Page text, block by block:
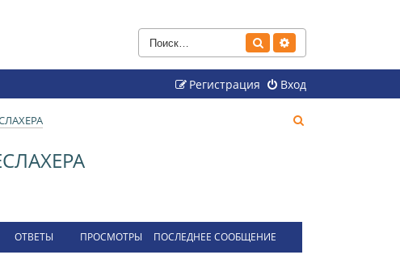
Поиск
Вход
Регистрация
ОТВЕТЫ ПРОСМОТРЫ ПОСЛЕДНЕЕ СООБЩЕНИЕ